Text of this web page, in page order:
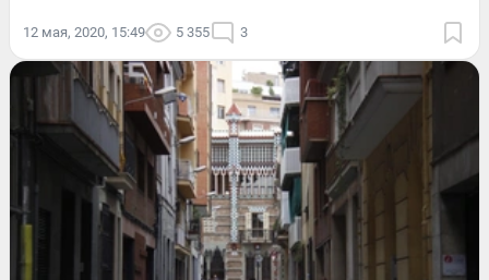
12 мая, 2020, 15:49 5 355 3